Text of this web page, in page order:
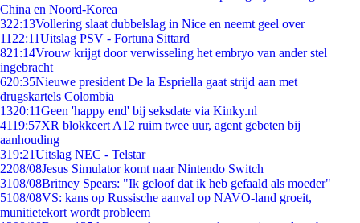
China en Noord-Korea
322:13Vollering slaat dubbelslag in Nice en neemt geel over
11 22:11Uitslag PSV - Fortuna Sittard
821:14Vrouw krijgt door verwisseling het embryo van ander stel
ingebracht
620:35Nieuwe president De la Espriella gaat strijd aan met
drugskartels Colombia
1320:11Geen 'happy end' bij seksdate via Kinky.nl
4119:57XR blokkeert A12 ruim twee uur, agent gebeten bij
aanhouding
319:21Uitslag NEC - Telstar
2208/08Jesus Simulator komt naar Nintendo Switch
3108/08Britney Spears: "Ik geloof dat ik heb gefaald als moeder"
5108/08VS: kans op Russische aanval op NAVO-land groeit,
munitietekort wordt probleem